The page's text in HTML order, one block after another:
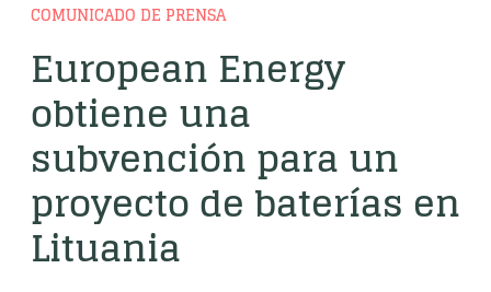
COMUNICADO DE PRENSA
European Energy
obtiene una
subvención para un
proyecto de baterías en
Lituania